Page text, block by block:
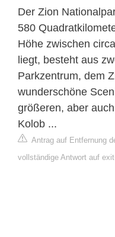
Der Zion
580
Höhe zwischen
liegt, besteht aus
Parkzentrum, dem
wunderschöne
größeren, aber
Kolob ...
Antrag auf Entfernung
vollständige Antwort auf